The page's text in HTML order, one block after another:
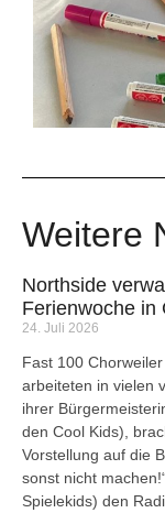
Weitere
Northside
Ferienwoche in
24. Juli 2026
Fast 100
arbeiteten in vielen
ihrer
den Cool Kids),
Vorstellung auf die
sonst nicht
Spielekids) den